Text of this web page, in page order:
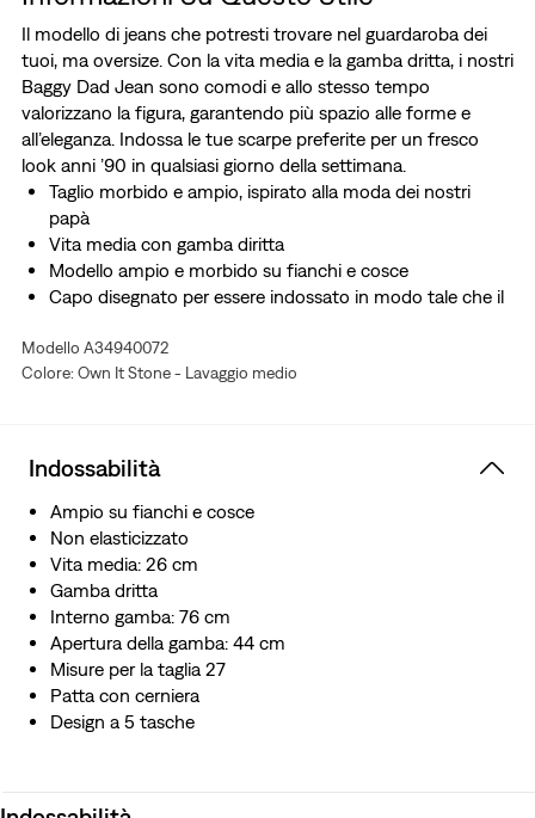
Il modello di jeans che potresti trovare nel guardaroba dei
tuoi, ma oversize. Con la vita media e la gamba dritta, i nostri
Baggy Dad Jean sono comodi e allo stesso tempo
valorizzano la figura, garantendo più spazio alle forme e
all’eleganza. Indossa le tue scarpe preferite per un fresco
look anni ’90 in qualsiasi giorno della settimana.
Taglio morbido e ampio, ispirato alla moda dei nostri
papà
Vita media con gamba diritta
Modello ampio e morbido su fianchi e cosce
Capo disegnato per essere indossato in modo tale che il
Modello A34940072
Colore: Own It Stone - Lavaggio medio
Indossabilità
Ampio su fianchi e cosce
Non elasticizzato
Vita media: 26 cm
Gamba dritta
Interno gamba: 76 cm
Apertura della gamba: 44 cm
Misure per la taglia 27
Patta con cerniera
Design a 5 tasche